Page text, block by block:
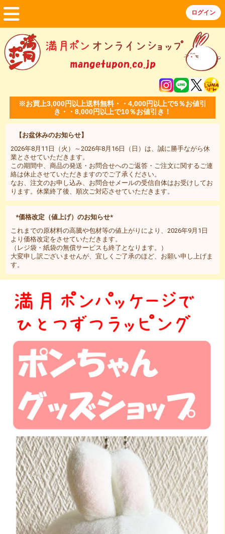
※お買上3,000円以上送料無料・・4,000円以上で5％お値引
き・・8,000円以上で10％お値引き！
【お盆休みのお知らせ】
2026年8月11日（火）～2026年8月16日（日）は、誠に勝手ながら休
業とさせていただきます。
この期間中、商品の発送・お問合せへのご返答・ご注文に関するご連
絡は休止させていただきますのでご了承ください。
なお、注文のお申し込み、お問合せメールの受信自体はお受けしてお
ります。休業終了後、順次ご対応させていただきます。
*価格改定（値上げ）のお知らせ*
これまでの原材料の高騰や包材等の値上がりにより、2026年9月1日
より価格改定をさせていただきます。
（レジ袋・紙袋の無償サービスも終了となります。）
大変申し訳ございませんが、宜しくご了承のほど、お願い申し上げま
す。